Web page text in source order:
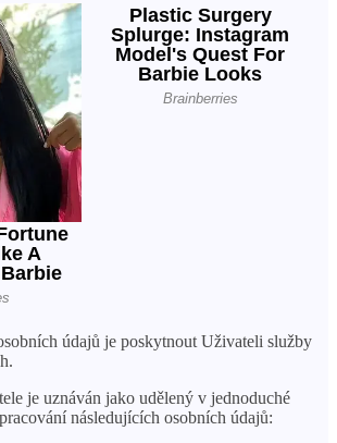
údajů je poskytnout Uživateli služby
je uznáván jako udělený v jednoduché
následujících osobních údajů: